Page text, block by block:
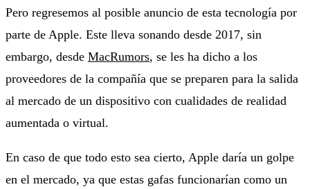
Pero regresemos al posible anuncio de esta tecnología por
parte de Apple. Este lleva sonando desde 2017, sin
embargo, desde MacRumors, se les ha dicho a los
proveedores de la compañía que se preparen para la salida
al mercado de un dispositivo con cualidades de realidad
aumentada o virtual.
En caso de que todo esto sea cierto, Apple daría un golpe
en el mercado, ya que estas gafas funcionarían como un